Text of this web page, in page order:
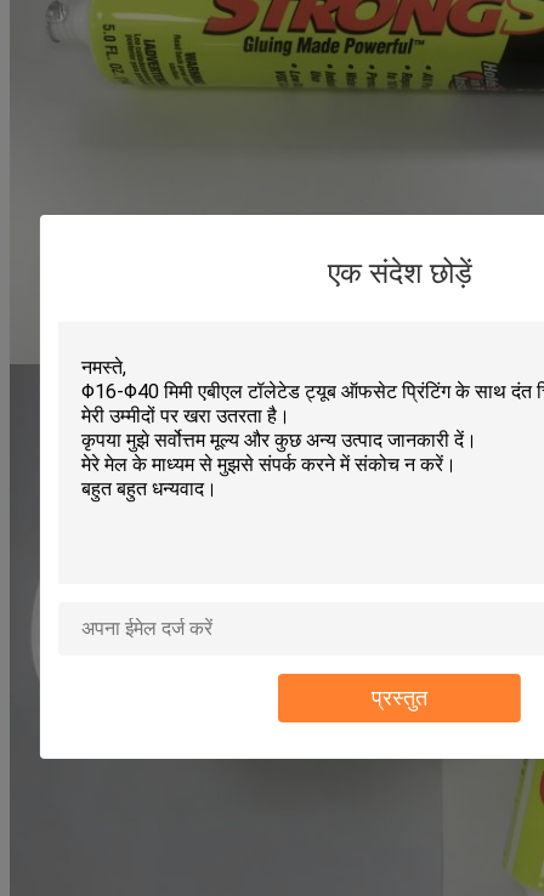
एक संदेश छोड़ें
प्रस्तुत